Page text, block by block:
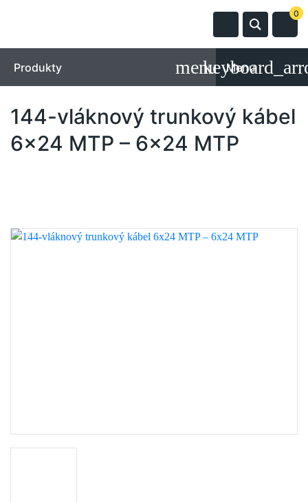
0
Produkty Menu
144-vláknový trunkový kábel
6x24 MTP – 6x24 MTP